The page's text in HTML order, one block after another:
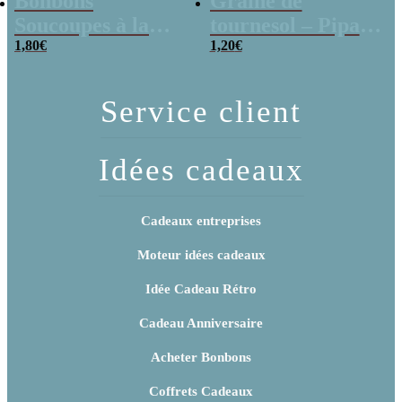
poudre (x20)
1,80€
x 3
1,20€
Service client
Idées cadeaux
Cadeaux entreprises
Moteur idées cadeaux
Idée Cadeau Rétro
Cadeau Anniversaire
Acheter Bonbons
Coffrets Cadeaux